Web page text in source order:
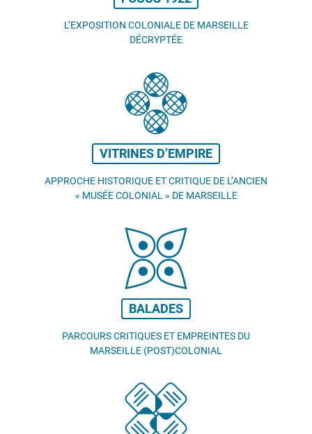
L’EXPOSITION COLONIALE DE MARSEILLE
DÉCRYPTÉE
VITRINES D’EMPIRE
APPROCHE HISTORIQUE ET CRITIQUE DE L’ANCIEN
« MUSÉE COLONIAL » DE MARSEILLE
BALADES
PARCOURS CRITIQUES ET EMPREINTES DU
MARSEILLE (POST)COLONIAL